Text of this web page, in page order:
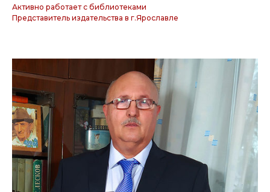
Активно работает с библиотеками
Представитель издательства в г.Ярославле